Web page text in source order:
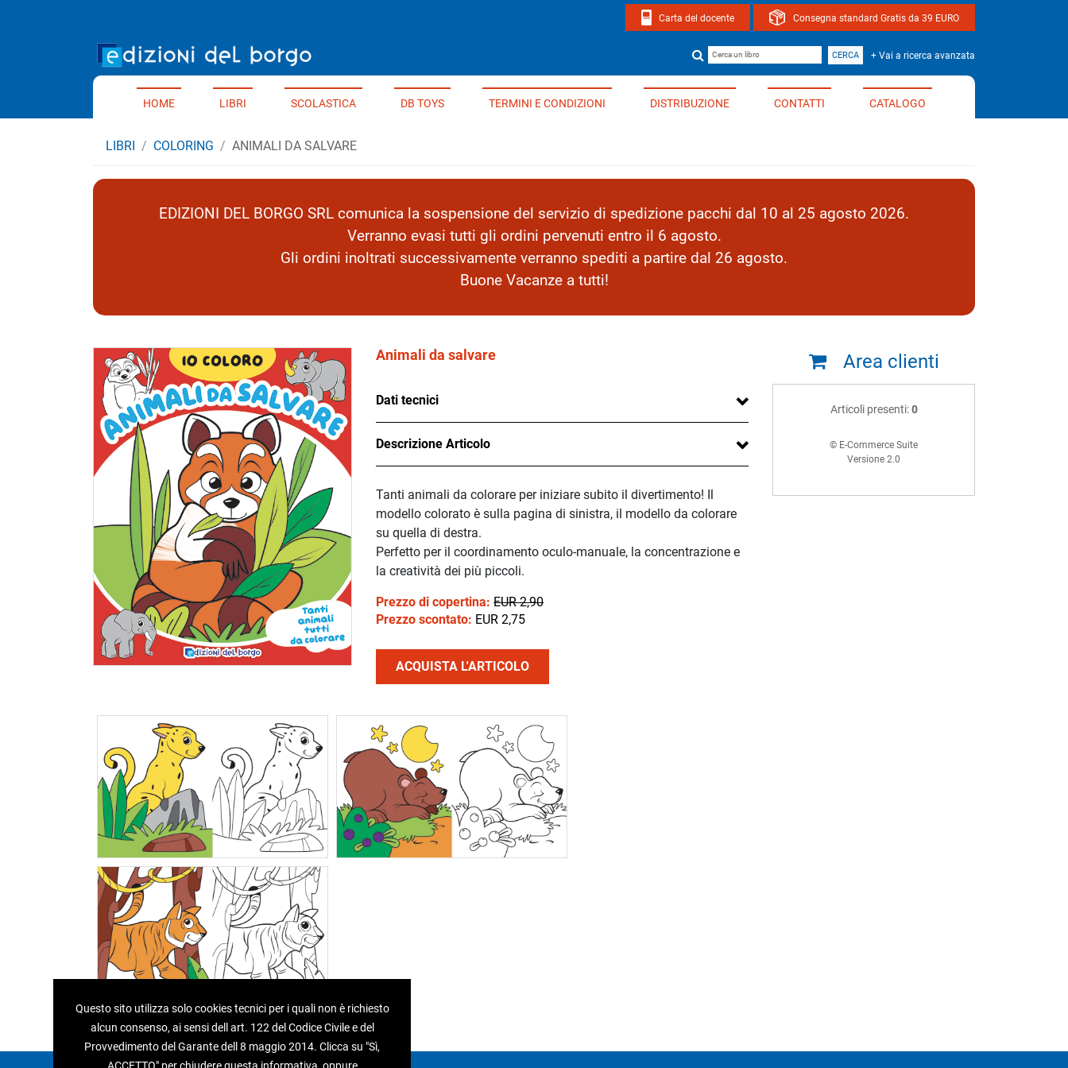
Carta del docente Consegna standard Gratis da 39 EURO
Cerca un libro CERCA + Vai a ricerca avanzata
HOME LIBRI SCOLASTICA DB TOYS TERMINI E CONDIZIONI DISTRIBUZIONE CONTATTI CATALOGO
LIBRI COLORING ANIMALI DA SALVARE
EDIZIONI DEL BORGO SRL comunica la sospensione del servizio di spedizione pacchi dal 10 al 25 agosto 2026.
Verranno evasi tutti gli ordini pervenuti entro il 6 agosto.
Gli ordini inoltrati successivamente verranno spediti a partire dal 26 agosto.
Buone Vacanze a tutti!
Animali da salvare
Dati tecnici
Descrizione Articolo
Tanti animali da colorare per iniziare subito il divertimento! Il
modello colorato è sulla pagina di sinistra, il modello da colorare
su quella di destra.
Perfetto per il coordinamento oculo-manuale, la concentrazione e
la creatività dei più piccoli.
Prezzo di copertina: EUR 2,90
Prezzo scontato: EUR 2,75
ACQUISTA L'ARTICOLO
Area clienti
Articoli presenti:0
© E-Commerce Suite
Versione 2.0
Questo sito utilizza solo cookies tecnici per i quali non è richiesto
alcun consenso, ai sensi dell art. 122 del Codice Civile e del
Provvedimento del Garante dell 8 maggio 2014. Clicca su "Sì,